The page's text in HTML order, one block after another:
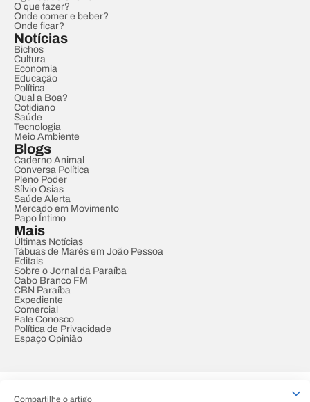
Compartilhe o artigo
O que fazer?
Onde comer e beber?
Onde ficar?
Notícias
Bichos
Cultura
Economia
Educação
Política
Qual a Boa?
Cotidiano
Saúde
Tecnologia
Meio Ambiente
Blogs
Caderno Animal
Conversa Política
Pleno Poder
Sílvio Osias
Saúde Alerta
Mercado em Movimento
Papo Íntimo
Mais
Últimas Notícias
Tábuas de Marés em João Pessoa
Editais
Sobre o Jornal da Paraíba
Cabo Branco FM
CBN Paraíba
Expediente
Comercial
Fale Conosco
Política de Privacidade
Espaço Opinião